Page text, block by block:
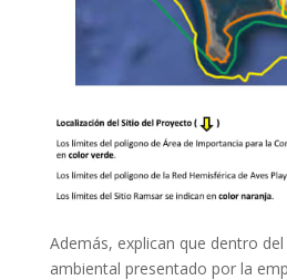
Además, explican que dentro
ambiental presentado por la